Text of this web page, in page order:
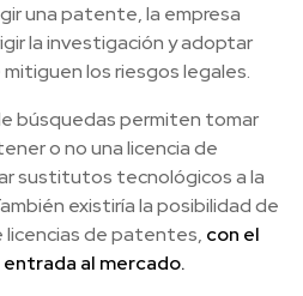
una patente, la empresa
la investigación y adoptar
los riesgos legales.
búsquedas permiten tomar
o no una licencia de
sustitutos tecnológicos a la
existiría la posibilidad de
licencias de patentes, con el
al mercado.